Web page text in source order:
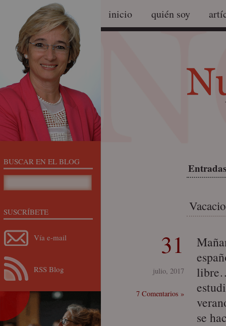
inicio quién soy
31
julio, 2017
7 Comentarios »
se
BUSCAR EN EL BLOG
SUSCRÍBETE
Vía e-mail
RSS Blog